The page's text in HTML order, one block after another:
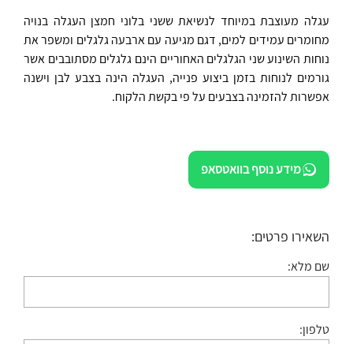
עגלה מעוצבת במיוחד לנשיאת ששני בלוני חמצן העגלה בנויה
מחומרים עמידים למים, דגם מגיעה עם ארבעה גלגלים ומשפר את
נוחות השינוע שני הגלגלים האחוריים הינם גלגלים מסתובבים אשר
גורמים לנוחות בזמן ביצוע פנייה, העגלה הינה בצבע לבן וישנה
אפשרות להזמינה בצבעים על פי בקשת הלקוח.
מידע נוסף בוואטסאפ
השאירו פרטים:
שם מלא:
טלפון: